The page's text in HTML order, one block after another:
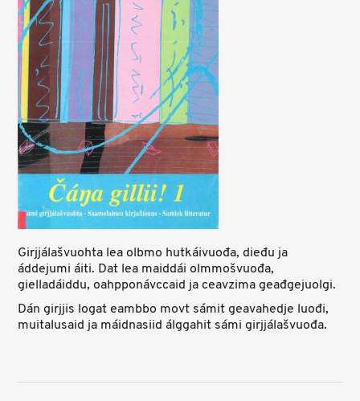
Girjjálašvuohta lea olbmo hutkáivuođa, dieđu ja
áddejumi áiti. Dat lea maiddái olmmošvuođa,
gielladáiddu, oahpponávccaid ja ceavzima geađgejuolgi.
Dán girjjis logat eambbo movt sámit geavahedje luođi,
muitalusaid ja máidnasiid álggahit sámi girjjálašvuođa.